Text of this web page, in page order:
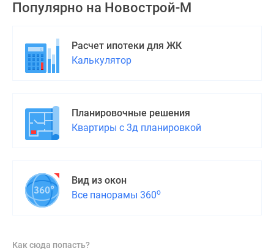
Популярно на Новострой-М
Расчет ипотеки для ЖК
Калькулятор
Планировочные решения
Квартиры с 3д планировкой
Вид из окон
Все панорамы 360о
Как сюда попасть?